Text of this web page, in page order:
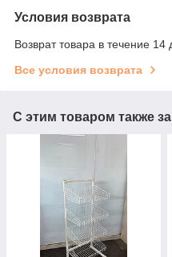
Условия возврата
Возврат товара в течение 14
Все условия возврата
С этим товаром также